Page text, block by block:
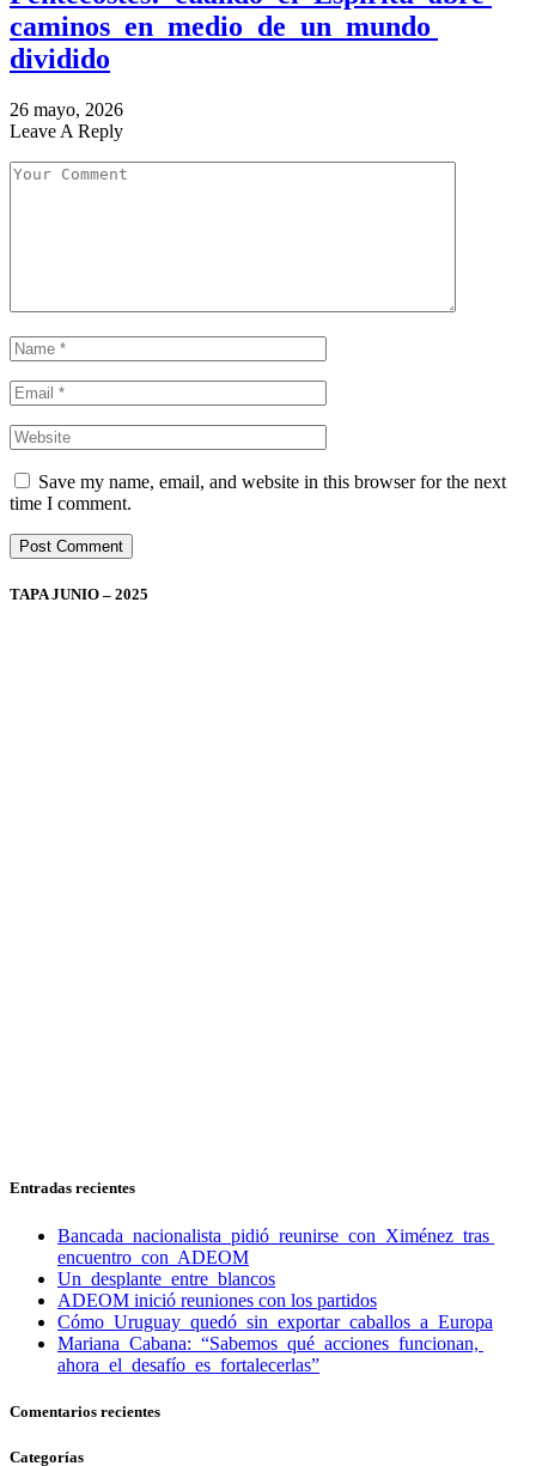
caminos en medio de un mundo
dividido
26 mayo, 2026
Leave A Reply
Save my name, email, and website in this browser for the next
time I comment.
TAPA JUNIO – 2025
Entradas recientes
Bancada nacionalista pidió reunirse con Ximénez tras
encuentro con ADEOM
Un desplante entre blancos
ADEOM inició reuniones con los partidos
Cómo Uruguay quedó sin exportar caballos a Europa
Mariana Cabana: “Sabemos qué acciones funcionan,
ahora el desafío es fortalecerlas”
Comentarios recientes
Categorías